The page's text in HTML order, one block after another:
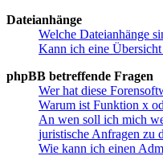
Dateianhänge
Welche Dateianhänge
Kann ich eine
phpBB betreffende Fragen
Wer hat diese
Warum ist Funktion x
An wen soll ich mich
juristische Anfragen zu
Wie kann ich einen